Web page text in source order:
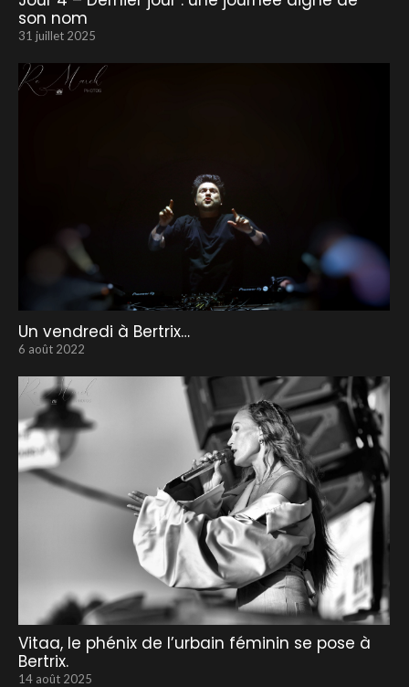
son nom
31 juillet 2025
Un vendredi à Bertrix…
6 août 2022
Vitaa, le phénix de l’urbain féminin se pose à
Bertrix.
14 août 2025